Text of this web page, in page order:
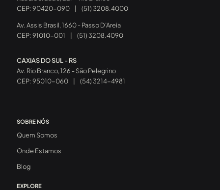
CEP: 90420-090
(51) 3208.4000
Av. Assis Brasil, 1660 - Passo D’Areia
CEP: 91010-001
(51) 3208.4090
CAXIAS DO SUL - RS
Av. Rio Branco, 126 - São Pelegrino
CEP: 95010-060
(54) 3214-4981
SOBRE NÓS
Quem Somos
Onde Estamos
Blog
EXPLORE